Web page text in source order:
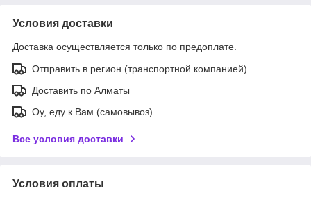
Условия доставки
Доставка осуществляется только по предоплате.
Отправить в регион (транспортной компанией)
Доставить по Алматы
Оу, еду к Вам (самовывоз)
Все условия доставки
Условия оплаты